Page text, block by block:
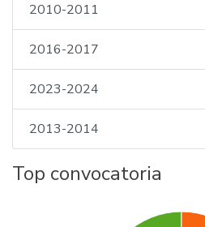
2010-2011
2016-2017
2023-2024
2013-2014
Top convocatoria